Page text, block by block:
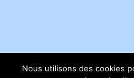
Nous utilisons des cookies